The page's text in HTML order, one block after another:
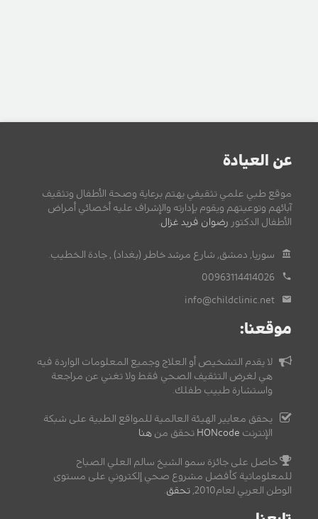
عن العيادة
موقع طبي علمي تثقيفي يهتم برعاية وصحة الأطفال وتثقيف
آبائهم وتوعيتهم ويقوم بإدارته والإشراف عليه أخصائي أمراض
الأطفال الدكتور رضوان فريد غزال.
سوريا, دمشق, شارع مرشد خاطر (بغداد) , جادة الخطيب.
00963114414026
info@childclinic.net
موقعنا:
لا يقدم التشخيص أو العلاج وجميع المعلومات الواردة فيه
هي لغرض التثقيف الصحي فقط ولا تغني عن مراجعة
واستشارة طبيب طفلك.
يحقق معايير الهيئة العالمية للمواقع الطبية على شبكة
الإنترنت HONcode تحقق من هنا
حاصل على جائزة سمو الشيخ سالم العلي الصباح
للمعلوماتية كأفضل مشروع صحي إلكتروني على مستوى
الوطن العربي لعام2010,
تحقق.